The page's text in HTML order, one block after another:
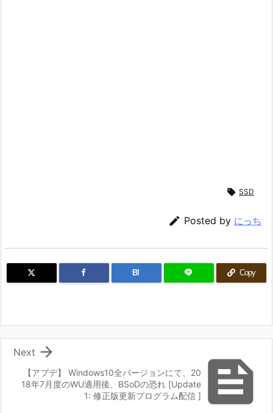
 SSD
 Posted by にっち
B! Copy

【アプデ】 Windows10全バージョンにて、20
18年7月度のWU適用後、BSoDの恐れ [Update
1: 修正版更新プログラム配信 ]

Next